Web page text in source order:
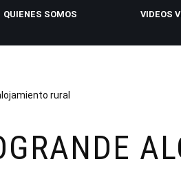
QUIENES SOMOS VIDEOS
rural